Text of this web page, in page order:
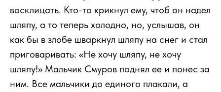
восклицать. Кто-то крикнул ему, чтоб он надел
шляпу, а то теперь холодно, но, услышав, он
как бы в злобе шваркнул шляпу на снег и стал
приговаривать: «Не хочу шляпу, не хочу
шляпу!» Мальчик Смуров поднял ее и понес за
ним. Все мальчики до единого плакали, а